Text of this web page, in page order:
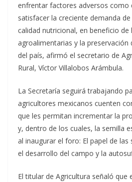
enfrentar factores adversos como
satisfacer la creciente demanda
calidad nutricional, en beneficio de
agroalimentarias y la preservación
del país, afirmó el secretario de
Rural, Víctor Villalobos Arámbula.
La Secretaría seguirá trabajando
agricultores mexicanos cuenten
que les permitan incrementar la
y, dentro de los cuales, la semilla
al inaugurar el foro: El papel de
el desarrollo del campo y la
El titular de Agricultura señaló que